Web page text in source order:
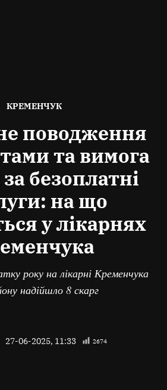
ОПУБЛІКОВАНО
КРЕМЕНЧУК
поводження
та вимога
безоплатні
на що
у лікарнях
року на лікарні Кременчука
надійшло 8 скарг
27-06-2025, 11:33 2674